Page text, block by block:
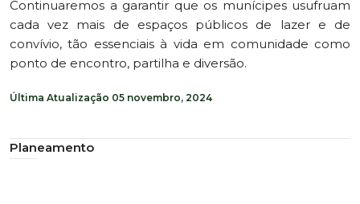
Continuaremos a garantir que os munícipes usufruam
cada vez mais de espaços públicos de lazer e de
convívio, tão essenciais à vida em comunidade como
ponto de encontro, partilha e diversão.
Última Atualização 05 novembro, 2024
Planeamento